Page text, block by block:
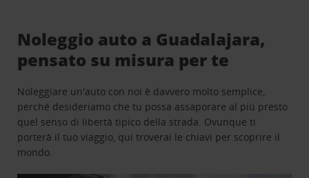
Noleggio auto a Guadalajara,
pensato su misura per te
Noleggiare un'auto con noi è davvero molto semplice,
perché desideriamo che tu possa assaporare al più presto
quel senso di libertà tipico della strada. Ovunque ti
porterà il tuo viaggio, qui troverai le chiavi per scoprire il
mondo.